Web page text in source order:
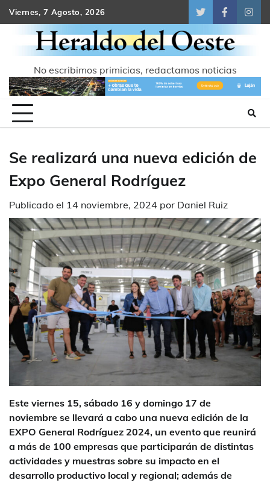
Skip
to
content
Viernes, 7 Agosto, 2026
TwitterFacebook
No escribimos primicias, redactamos noticias
Se realizará una nueva edición de
Expo General Rodríguez
Publicado el 14 noviembre, 2024 por Daniel Ruiz
Este viernes 15, sábado 16 y domingo 17 de
noviembre se llevará a cabo una nueva edición de la
EXPO General Rodríguez 2024, un evento que reunirá
a más de 100 empresas que participarán de distintas
actividades y muestras sobre su impacto en el
desarrollo productivo local y regional; además de